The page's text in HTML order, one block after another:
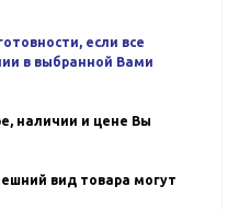
если все
в выбранной Вами
наличии и цене Вы
вид товара могут